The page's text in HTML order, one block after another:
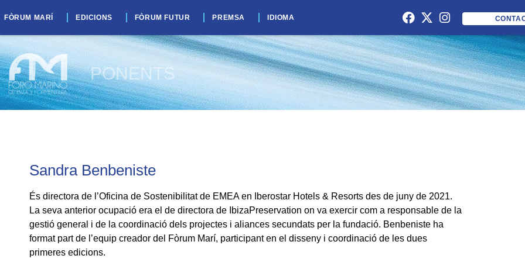
FÒRUM MARÍ EDICIONS FÒRUM FUTUR PREMSA IDIOMA
PONENTS
Sandra Benbeniste
És directora de l’Oficina de Sostenibilitat de EMEA en Iberostar Hotels & Resorts des de juny de 2021.
La seva anterior ocupació era el de directora de IbizaPreservation on va exercir com a responsable de la
gestió general i de la coordinació dels projectes i aliances secundats per la fundació. Benbeniste ha
format part de l’equip creador del Fòrum Marí, participant en el disseny i coordinació de les dues
primeres edicions.